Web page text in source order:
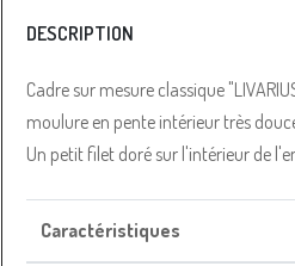
DESCRIPTION
Cadre sur mesure classique
moulure en pente intérieur très
Un petit filet doré sur l'intérieur de
Caractéristiques